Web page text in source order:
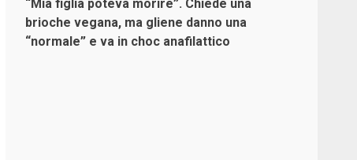
“Mia figlia poteva morire”. Chiede una
brioche vegana, ma gliene danno una
“normale” e va in choc anafilattico